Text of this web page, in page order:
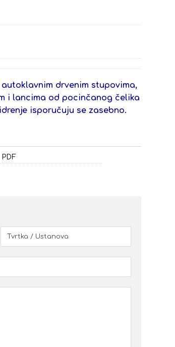
drvenim stupovima,
i lancima od pocinčanog čelika
isporučuju se zasebno.
PDF